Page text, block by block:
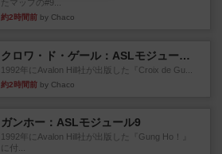
たマップの#9...
約2時間前 by Chaco
クロワ・ド・ゲール：ASLモジュール10
1992年にAvalon Hill社が出版した『Croix de Gu...
約2時間前 by Chaco
ガンホー：ASLモジュール9
1992年にAvalon Hill社が出版した『Gung Ho！』
に付...